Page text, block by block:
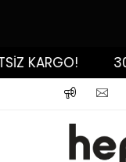
3000 TL